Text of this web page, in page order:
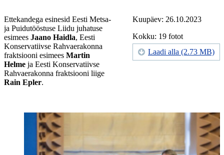
Kuupäev: 26.10.2023
Kokku: 19 fotot
Laadi alla (2.73 MB)
Ettekandega esinesid Eesti Metsa-
ja Puidutööstuse Liidu juhatuse
esimees Jaano Haidla, Eesti
Konservatiivse Rahvaerakonna
fraktsiooni esimees Martin
Helme ja Eesti Konservatiivse
Rahvaerakonna fraktsiooni liige
Rain Epler.